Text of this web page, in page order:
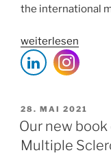
the international
„Launch
of
the
myositis
society
website“
weiterlesen
VERÖFFENTLICHT
AM
28. MAI 2021
Our new
Multiple